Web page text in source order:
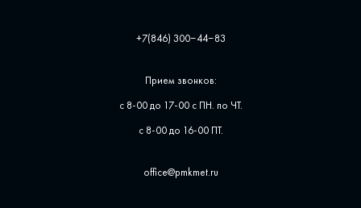
+7(846) 300‒44‒83
Прием звонков:
с 8-00 до 17-00 с ПН. по ЧТ.
с 8-00 до 16-00 ПТ.
office@pmkmet.ru